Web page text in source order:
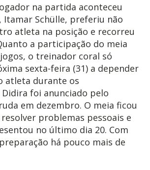
na partida aconteceu
Itamar Schülle, preferiu não
atleta na posição e recorreu
a participação do meia
o treinador coral só
sexta-feira (31) a depender
atleta durante os
foi anunciado pelo
em dezembro. O meia ficou
problemas pessoais e
no último dia 20. Com
há pouco mais de